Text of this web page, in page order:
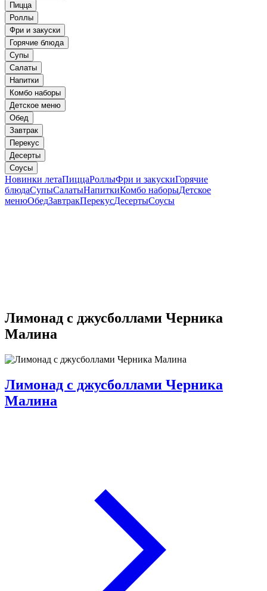
Пицца
Роллы
Фри и закуски
Горячие блюда
Супы
Салаты
Напитки
Комбо наборы
Детское меню
Обед
Завтрак
Перекус
Десерты
Соусы
Новинки летаПиццаРоллыФри и закускиГорячие
блюдаСупыСалатыНапиткиКомбо наборыДетское
менюОбедЗавтракПерекусДесертыСоусы
Лимонад с джусболлами Черника
Малина
Лимонад с джусболлами Черника
Малина